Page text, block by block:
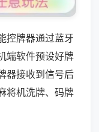
控牌器通过蓝牙
端软件预设好牌
器接收到信号后
将机洗牌、码牌